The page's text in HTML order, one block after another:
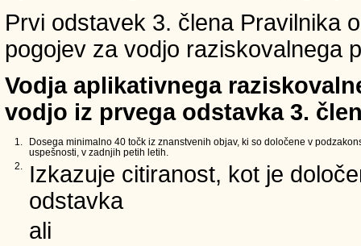
Prvi odstavek 3. člena Pravilnika
pogojev za vodjo raziskovalnega
Vodja aplikativnega
vodjo iz prvega odstavka 3.
1.
Dosega minimalno 40 točk iz znanstvenih objav, ki so določene v
uspešnosti, v zadnjih petih letih.
2.
Izkazuje citiranost, kot je
odstavka
ali